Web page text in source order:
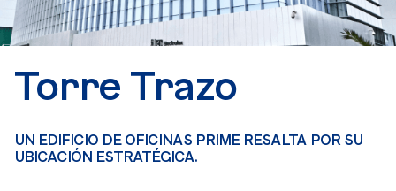
Torre Trazo
UN EDIFICIO DE OFICINAS PRIME RESALTA POR SU
UBICACIÓN ESTRATÉGICA.